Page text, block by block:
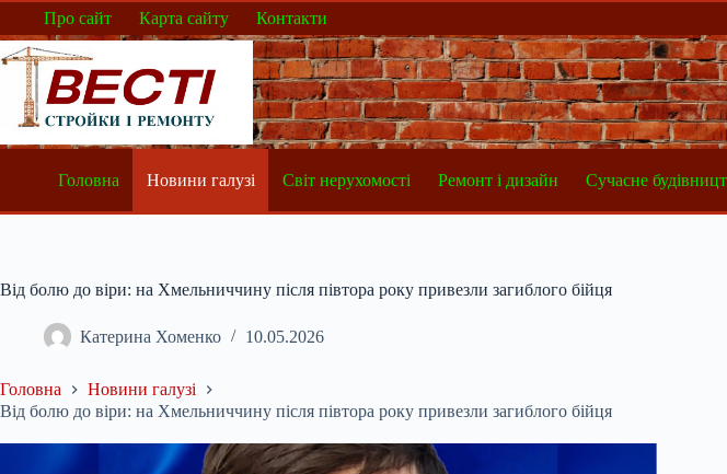
Перейти
вмісту
Про сайт Карта сайту Контакти
Головна Новини галузі Світ нерухомості Ремонт і дизайн Сучасне
Від болю до віри: на Хмельниччину після півтора року привезли загиблого бійця
Катерина Хоменко 10.05.2026
Головна
Новини галузі
Від болю до віри: на Хмельниччину після півтора року привезли загиблого бійця